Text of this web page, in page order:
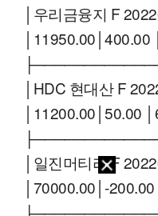
│우리금융지 F
│11950.00│400.00
│HDC 현대산 F
│11200.00│50.00
│일진머티리 F
│70000.00│-